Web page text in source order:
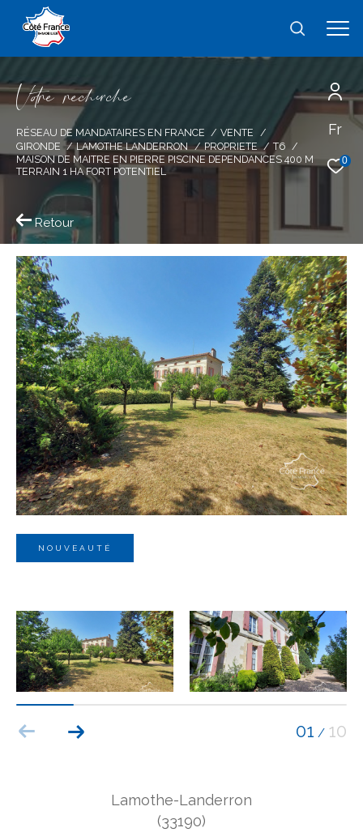
Fr
0
Vore recece
RÉSEAU DE MANDATAIRES EN FRANCE
VENTE
GIRONDE
LAMOTHE LANDERRON PROPRIETE
T6
MAISON DE MAITRE EN PIERRE PISCINE DEPENDANCES 400 M
TERRAIN 1 HA FORT POTENTIEL
Retour
NOUVEAUTÉ
01 / 10
Lamothe-Landerron
(33190)
Effectuer une recherche
et trouver le bien qui correspond à vos
critères
Type
d'offre
Vente
Type
de
bien
type de bien
Ville
Budget
Budget
Surface
Surface
Pièces
Référence
AFFINER LES CRITÈRES
TERRASSE PARKING PISCINE